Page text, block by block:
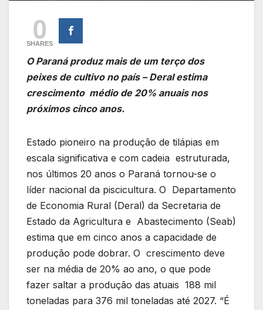
0
SHARES
O Paraná produz mais de um terço dos
peixes de cultivo no país – Deral estima
crescimento médio de 20% anuais nos
próximos cinco anos.
Estado pioneiro na produção de tilápias em
escala significativa e com cadeia estruturada,
nos últimos 20 anos o Paraná tornou-se o
líder nacional da piscicultura. O Departamento
de Economia Rural (Deral) da Secretaria de
Estado da Agricultura e Abastecimento (Seab)
estima que em cinco anos a capacidade de
produção pode dobrar. O crescimento deve
ser na média de 20% ao ano, o que pode
fazer saltar a produção das atuais 188 mil
toneladas para 376 mil toneladas até 2027. “É